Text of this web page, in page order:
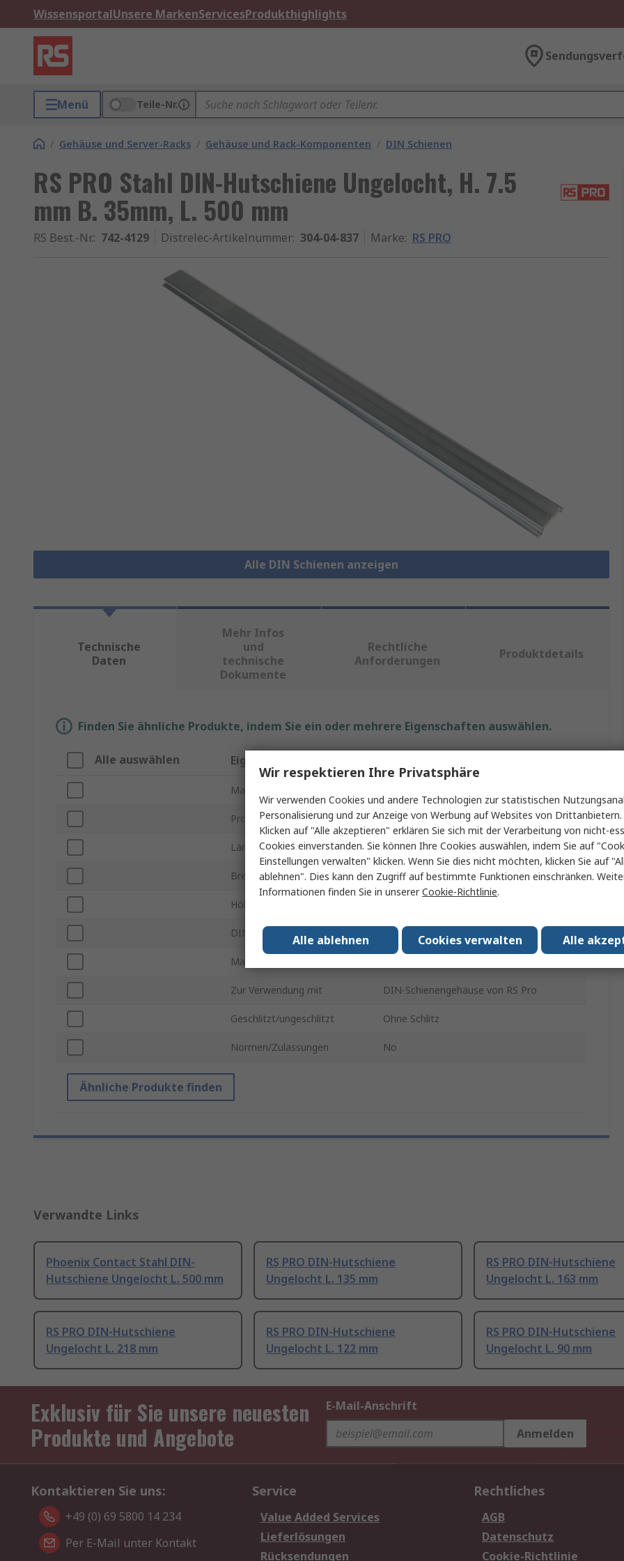
WissensportalUnsere MarkenServicesProdukthighlights
Menü Teile-Nr.
/ Gehäuse und Server-Racks / Gehäuse und Rack-Komponenten / DIN Schienen
RS PRO Stahl DIN-Hutschiene Ungelocht, H. 7.5
mm B. 35mm, L. 500 mm
RS Best.-Nr.: 742-4129 Distrelec-Artikelnummer: 304-04-837 Marke: RS PRO
Alle DIN Schienen anzeigen
Technische
Daten
Mehr Infos
und
technische
Dokumente
Rechtliche
Anforderungen
Produktdetails
Finden Sie ähnliche Produkte, indem Sie ein oder mehrere Eigenschaften auswählen.
Alle auswählen Eigenschaft
Marke
Produkt Typ DIN-Hutschiene
Länge 500mm
Breite 35mm
Höhe
DIN-Schienen-Typ Ungelocht
Material
Zur Verwendung mit DIN-Schienengehäuse von RS Pro
Geschlitzt/ungeschlitzt Ohne Schlitz
Normen/Zulassungen No
Ähnliche Produkte finden
Verwandte Links
Phoenix Contact Stahl DIN-
Hutschiene Ungelocht L. 500 mm
RS PRO DIN-Hutschiene
Ungelocht L. 135 mm
RS PRO DIN-Hutschiene
Ungelocht L. 163 mm
RS PRO DIN-Hutschiene
Ungelocht L. 218 mm
RS PRO DIN-Hutschiene
Ungelocht L. 122 mm
RS PRO DIN-Hutschiene
Ungelocht L. 90 mm
Exklusiv für Sie unsere neuesten
Produkte und Angebote
E-Mail-Anschrift
Anmelden
Kontaktieren Sie uns:
+49 (0) 69 5800 14 234
Per E-Mail unter Kontakt
Service
Value Added Services
Lieferlösungen
Rücksendungen
Rechtliches
AGB
Datenschutz
Cookie-Richtlinie
Wir respektieren Ihre Privatsphäre
Wir verwenden Cookies und andere Technologien zur statistischen
Personalisierung und zur Anzeige von Werbung auf Websites von
Klicken auf "Alle akzeptieren" erklären Sie sich mit der Verarbeitung von nicht-
Cookies einverstanden. Sie können Ihre Cookies auswählen, indem Sie auf
Einstellungen verwalten" klicken. Wenn Sie dies nicht möchten, klicken Sie auf
ablehnen". Dies kann den Zugriff auf bestimmte Funktionen einschränken.
Informationen finden Sie in unsererCookie-Richtlinie.
Alle
Cookies verwalten
Alle ablehnen